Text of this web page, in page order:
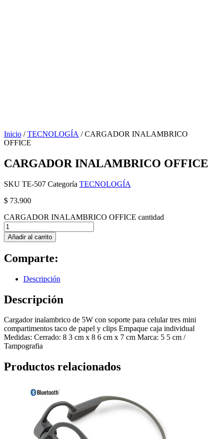
Inicio /TECNOLOGÍA / CARGADOR INALAMBRICO
OFFICE
CARGADOR INALAMBRICO OFFICE
SKU TE-507 Categoría TECNOLOGÍA
$ 73.900
CARGADOR INALAMBRICO OFFICE cantidad
Añadir al carrito
Comparte:
Descripción
Descripción
Cargador inalambrico de 5W con soporte para celular tres mini
compartimentos taco de papel y clips Empaque caja individual
Medidas: Cerrado: 8 3 cm x 8 6 cm x 7 cm Marca: 5 5 cm /
Tampografia
Productos relacionados